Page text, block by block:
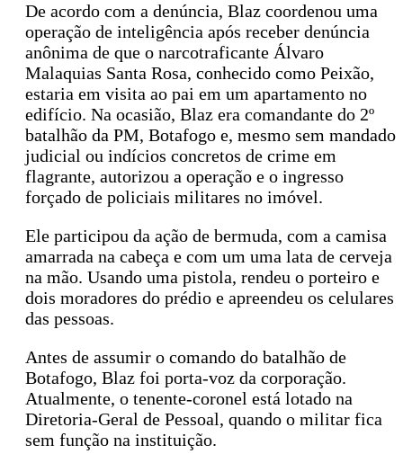
De acordo com a denúncia, Blaz coordenou uma
operação de inteligência após receber denúncia
anônima de que o narcotraficante Álvaro
Malaquias Santa Rosa, conhecido como Peixão,
estaria em visita ao pai em um apartamento no
edifício. Na ocasião, Blaz era comandante do 2º
batalhão da PM, Botafogo e, mesmo sem mandado
judicial ou indícios concretos de crime em
flagrante, autorizou a operação e o ingresso
forçado de policiais militares no imóvel.
Ele participou da ação de bermuda, com a camisa
amarrada na cabeça e com um uma lata de cerveja
na mão. Usando uma pistola, rendeu o porteiro e
dois moradores do prédio e apreendeu os celulares
das pessoas.
Antes de assumir o comando do batalhão de
Botafogo, Blaz foi porta-voz da corporação.
Atualmente, o tenente-coronel está lotado na
Diretoria-Geral de Pessoal, quando o militar fica
sem função na instituição.